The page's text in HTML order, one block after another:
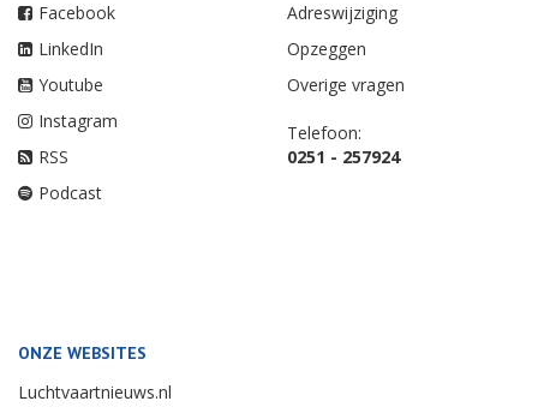
Facebook
LinkedIn
Youtube
Instagram
RSS
Podcast
Adreswijziging
Opzeggen
Overige vragen
Telefoon:
0251 - 257924
ONZE WEBSITES
Luchtvaartnieuws.nl